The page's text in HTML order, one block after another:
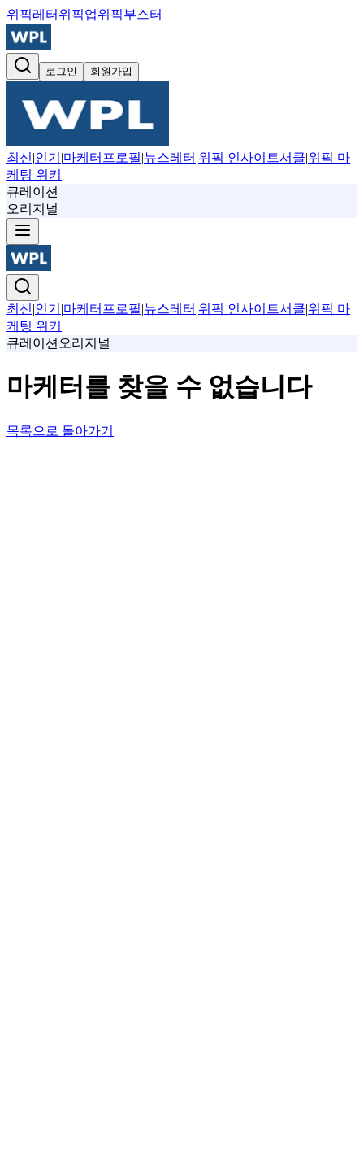
위픽레터 위픽업위픽부스터
로그인 회원가입
최신|인기 |마케터프로필|뉴스레터 |위픽 인사이트서클|위픽 마
케팅 위키
큐레이션
오리지널
최신|인기 |마케터프로필|뉴스레터 |위픽 인사이트서클|위픽 마
케팅 위키
큐레이션 오리지널
마케터를 찾을 수 없습니다
목록으로 돌아가기